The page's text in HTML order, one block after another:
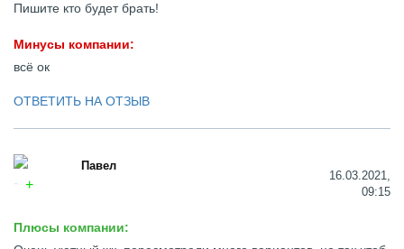
Пишите кто будет брать!
Минусы компании:
всё ок
ОТВЕТИТЬ НА ОТЗЫВ
Павел
16.03.2021,
09:15
Плюсы компании: